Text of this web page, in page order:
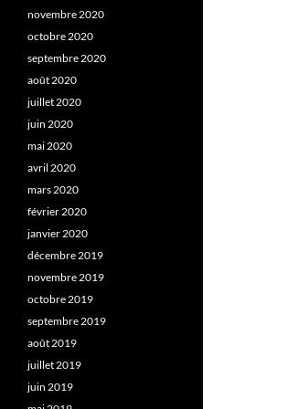
novembre 2020
octobre 2020
septembre 2020
août 2020
juillet 2020
juin 2020
mai 2020
avril 2020
mars 2020
février 2020
janvier 2020
décembre 2019
novembre 2019
octobre 2019
septembre 2019
août 2019
juillet 2019
juin 2019